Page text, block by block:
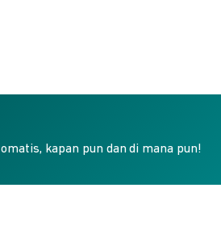
kapan pun dan di mana pun!